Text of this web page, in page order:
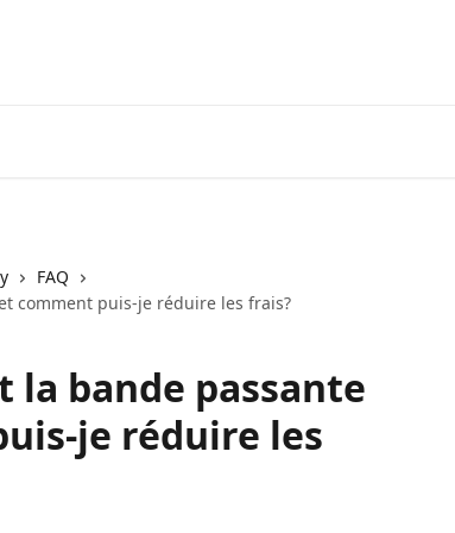
FAQ
comment puis-je réduire les frais?
la bande passante
je réduire les